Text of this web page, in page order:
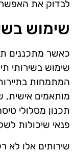
לבדוק את
שימוש
כאשר מתכננים
שימוש בשירותי
המתמחות
מותאמים אישית,
תכנון מסלולי
פנאי שיכולות
שירותים אלו לא